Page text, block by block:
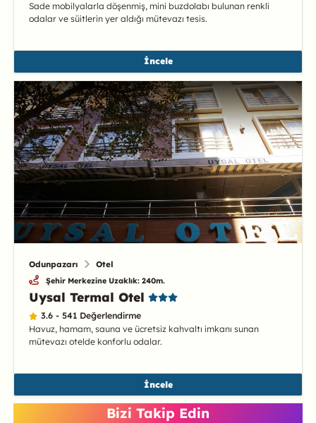
Sade mobilyalarla döşenmiş, mini buzdolabı bulunan renkli
odalar ve süitlerin yer aldığı mütevazı tesis.
İncele
Odunpazarı Otel
Şehir Merkezine Uzaklık: 240m.
Uysal Termal Otel
3.6 - 541 Değerlendirme
Havuz, hamam, sauna ve ücretsiz kahvaltı imkanı sunan
mütevazı otelde konforlu odalar.
İncele
Bizi Takip Edin